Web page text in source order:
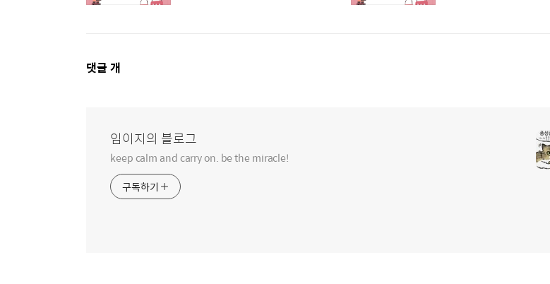
댓
댓글 개
임이지의 블로그
keep calm and carry on. be the miracle!
구독하기